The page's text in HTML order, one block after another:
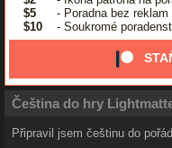
$5
- Poradna bez reklam
$10
- Soukromé
Čeština do hry
Připravil jsem češtinu do